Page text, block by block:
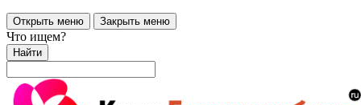
Открыть меню Закрыть меню
Что ищем?
Найти